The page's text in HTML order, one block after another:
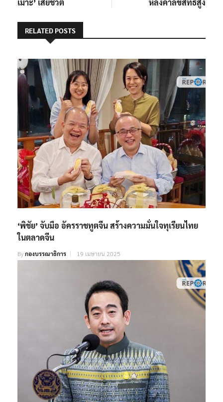
เม๊าะ’ เสียชีวิต หลังค่าลิขสิทธิ์สูง
RELATED POSTS
‘พิชัย​’ จับมือ อัครราชทูตจีน สร้างความมั่นใจทุเรียนไทย
ในตลาดจีน
Byกองบรรณาธิการ 19 เมษายน 2025